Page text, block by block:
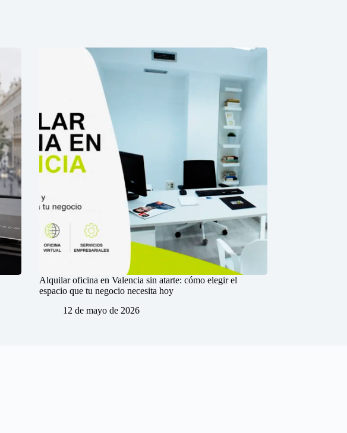
Alquilar oficina en Valencia sin atarte: cómo elegir el
espacio que tu negocio necesita hoy
12 de mayo de 2026